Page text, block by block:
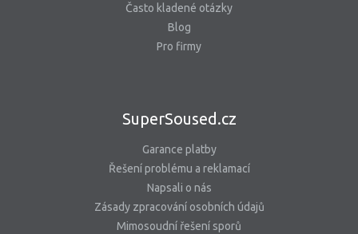
Často kladené otázky
Blog
Pro firmy
SuperSoused.cz
Garance platby
Řešení problému a reklamací
Napsali o nás
Zásady zpracování osobních údajů
Mimosoudní řešení sporů